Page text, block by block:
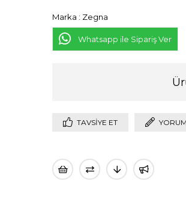
Marka : Zegna
Whatsapp ile Sipariş Ver
TAVSIYE ET